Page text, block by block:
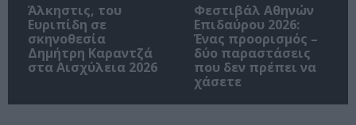
Άλκηστις, του
Ευριπίδη σε
σκηνοθεσία
Δημήτρη Καραντζά
στα Αισχύλεια 2026
Φεστιβάλ Αθηνών
Επιδαύρου 2026:
Ένας προορισμός –
δύο παραστάσεις
που δεν πρέπει να
χάσετε